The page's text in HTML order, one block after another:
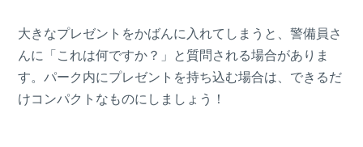
大きなプレゼントをかばんに入れてしまうと、警備員さ
んに「これは何ですか？」と質問される場合がありま
す。パーク内にプレゼントを持ち込む場合は、できるだ
けコンパクトなものにしましょう！